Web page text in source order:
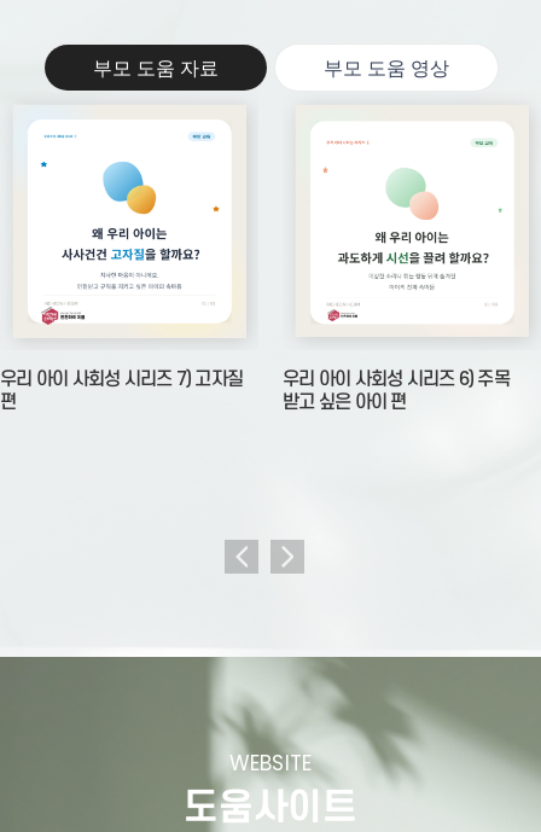
부모 도움 자료
우리 아이 사회성 시리즈 7) 고자질
편
우리 아이 사회성 시리즈 6) 주목
받고 싶은 아이 편
부모 도움 영상
WEBSITE
도움사이트